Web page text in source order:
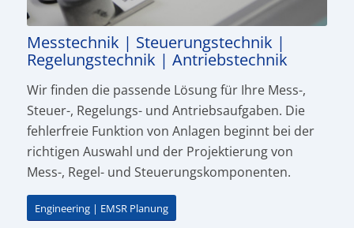
Messtechnik | Steuerungstechnik |
Regelungstechnik | Antriebstechnik
Wir finden die passende Lösung für Ihre Mess-,
Steuer-, Regelungs- und Antriebsaufgaben. Die
fehlerfreie Funktion von Anlagen beginnt bei der
richtigen Auswahl und der Projektierung von
Mess-, Regel- und Steuerungs­komponen­ten.
Engineering | EMSR Planung